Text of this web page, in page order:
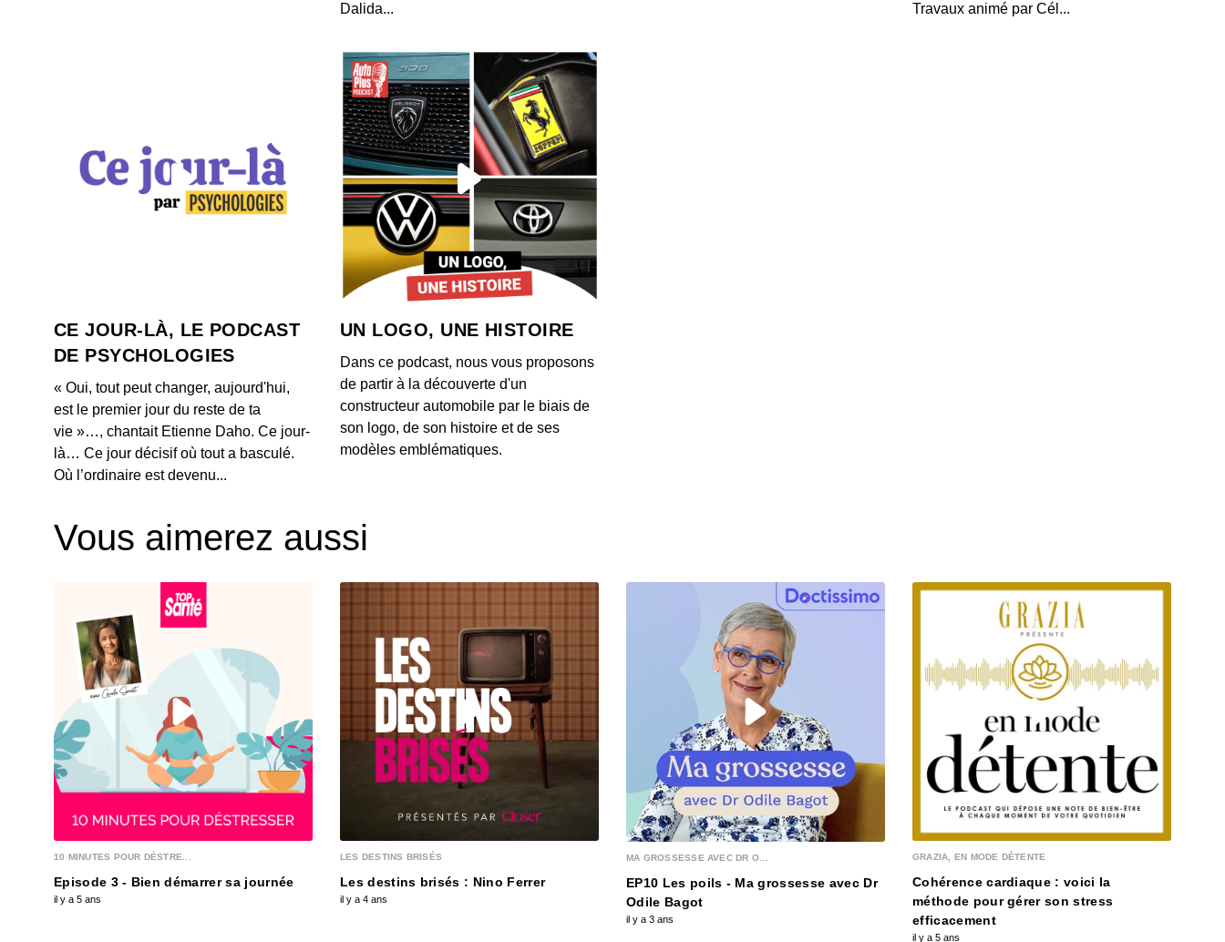
Dalida...
Travaux animé par Cél...
CE JOUR-LÀ, LE PODCAST
DE PSYCHOLOGIES
« Oui, tout peut changer, aujourd'hui,
est le premier jour du reste de ta
vie »…, chantait Etienne Daho. Ce jour-
là… Ce jour décisif où tout a basculé.
Où l’ordinaire est devenu...
UN LOGO, UNE HISTOIRE
Dans ce podcast, nous vous proposons
de partir à la découverte d'un
constructeur automobile par le biais de
son logo, de son histoire et de ses
modèles emblématiques.
Vous aimerez aussi
10 MINUTES POUR DÉSTRE...
Episode 3 - Bien démarrer sa journée
il y a 5 ans
LES DESTINS BRISÉS
Les destins brisés : Nino Ferrer
il y a 4 ans
MA GROSSESSE AVEC DR O...
EP10 Les poils - Ma grossesse avec Dr
Odile Bagot
il y a 3 ans
GRAZIA, EN MODE DÉTENTE
Cohérence cardiaque : voici la
méthode pour gérer son stress
efficacement
il y a 5 ans